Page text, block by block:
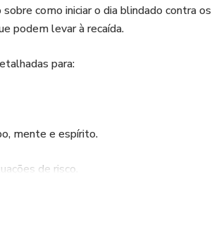
como iniciar o dia blindado contra os
podem levar à recaída.
para:
mente e espírito.
de risco.